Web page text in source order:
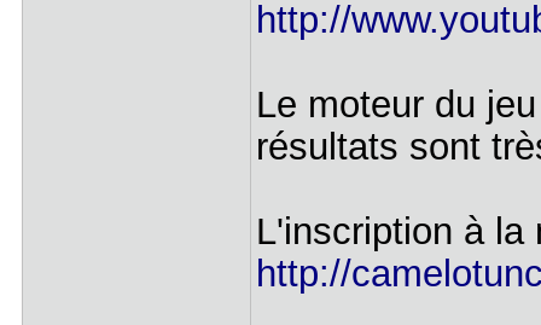
http://
Le moteur du
résultats sont
L'inscription à la
http://